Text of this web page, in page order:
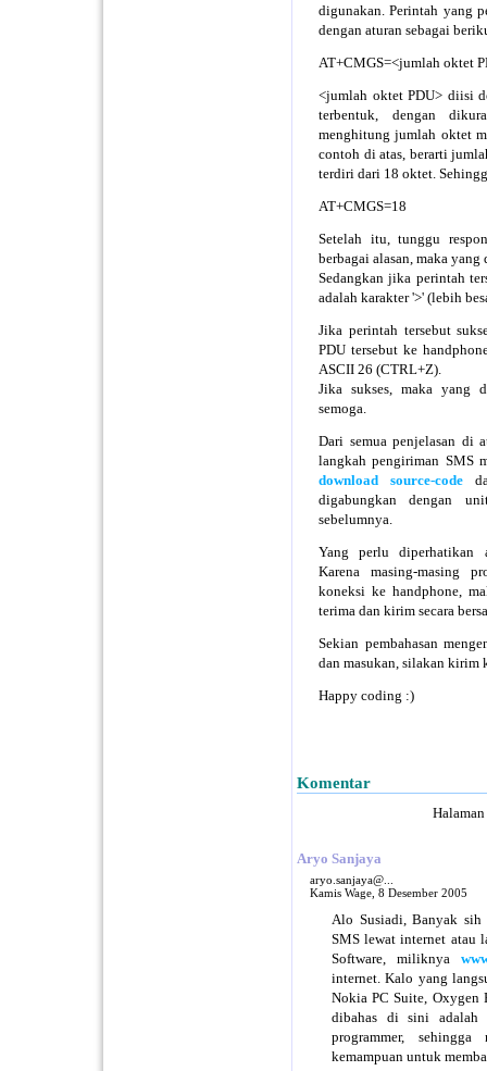
digunakan. Perintah yang
dengan aturan sebagai
AT+CMGS=<jumlah oktet
<jumlah oktet PDU> diisi
terbentuk, dengan
menghitung jumlah oktet
contoh di atas, berarti
terdiri dari 18 oktet.
AT+CMGS=18
Setelah itu, tunggu
berbagai alasan, maka
Sedangkan jika perintah
adalah karakter '>' (lebih
Jika perintah tersebut
PDU tersebut ke
ASCII 26 (CTRL+Z).
Jika sukses, maka yang
semoga.
Dari semua penjelasan di
langkah pengiriman SMS
download source-code
digabungkan dengan
sebelumnya.
Yang perlu diperhatikan
Karena masing-masing
koneksi ke handphone,
terima dan kirim secara
Sekian pembahasan
dan masukan, silakan kirim
Happy coding :)
Komentar
Aryo Sanjaya
aryo.sanjaya@...
Kamis Wage, 8 Desember 2005
Alo Susiadi, Banyak
SMS lewat internet atau
Software, miliknya
internet. Kalo yang
Nokia PC Suite, Oxygen
dibahas di sini adalah
programmer,
kemampuan untuk